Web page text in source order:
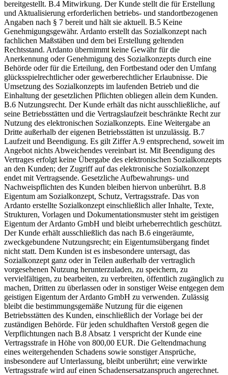
bereitgestellt. B.4 Mitwirkung. Der Kunde stellt die für Erstellung
und Aktualisierung erforderlichen betriebs- und standortbezogenen
Angaben nach § 7 bereit und hält sie aktuell. B.5 Keine
Genehmigungsgewähr. Ardanto erstellt das Sozialkonzept nach
fachlichen Maßstäben und dem bei Erstellung geltenden
Rechtsstand. Ardanto übernimmt keine Gewähr für die
Anerkennung oder Genehmigung des Sozialkonzepts durch eine
Behörde oder für die Erteilung, den Fortbestand oder den Umfang
glücksspielrechtlicher oder gewerberechtlicher Erlaubnisse. Die
Umsetzung des Sozialkonzepts im laufenden Betrieb und die
Einhaltung der gesetzlichen Pflichten obliegen allein dem Kunden.
B.6 Nutzungsrecht. Der Kunde erhält das nicht ausschließliche, auf
seine Betriebsstätten und die Vertragslaufzeit beschränkte Recht zur
Nutzung des elektronischen Sozialkonzepts. Eine Weitergabe an
Dritte außerhalb der eigenen Betriebsstätten ist unzulässig. B.7
Laufzeit und Beendigung. Es gilt Ziffer A.9 entsprechend, soweit im
Angebot nichts Abweichendes vereinbart ist. Mit Beendigung des
Vertrages erfolgt keine Übergabe des elektronischen Sozialkonzepts
an den Kunden; der Zugriff auf das elektronische Sozialkonzept
endet mit Vertragsende. Gesetzliche Aufbewahrungs- und
Nachweispflichten des Kunden bleiben hiervon unberührt. B.8
Eigentum am Sozialkonzept, Schutz, Vertragsstrafe. Das von
Ardanto erstellte Sozialkonzept einschließlich aller Inhalte, Texte,
Strukturen, Vorlagen und Dokumentationsmuster steht im geistigen
Eigentum der Ardanto GmbH und bleibt urheberrechtlich geschützt.
Der Kunde erhält ausschließlich das nach B.6 eingeräumte,
zweckgebundene Nutzungsrecht; ein Eigentumsübergang findet
nicht statt. Dem Kunden ist es insbesondere untersagt, das
Sozialkonzept ganz oder in Teilen außerhalb der vertraglich
vorgesehenen Nutzung herunterzuladen, zu speichern, zu
vervielfältigen, zu bearbeiten, zu verbreiten, öffentlich zugänglich zu
machen, Dritten zu überlassen oder in sonstiger Weise entgegen dem
geistigen Eigentum der Ardanto GmbH zu verwenden. Zulässig
bleibt die bestimmungsgemäße Nutzung für die eigenen
Betriebsstätten des Kunden, einschließlich der Vorlage bei der
zuständigen Behörde. Für jeden schuldhaften Verstoß gegen die
Verpflichtungen nach B.8 Absatz 1 verspricht der Kunde eine
Vertragsstrafe in Höhe von 800,00 EUR. Die Geltendmachung
eines weitergehenden Schadens sowie sonstiger Ansprüche,
insbesondere auf Unterlassung, bleibt unberührt; eine verwirkte
Vertragsstrafe wird auf einen Schadensersatzanspruch angerechnet.